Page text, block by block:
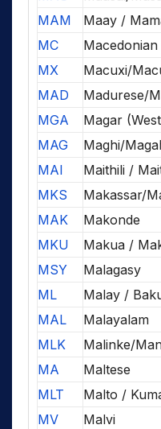
MAM
Maay /
MC
Macedonian
MX
Macuxi/
MAD
Madurese/
MGA
Magar
MAG
Maghi/
MAI
Maithili /
MKS
Makassar/
MAK
Makonde
MKU
Makua /
MSY
Malagasy
ML
Malay /
MAL
Malayalam
MLK
Malinke/
MA
Maltese
MLT
Malto /
MV
Malvi